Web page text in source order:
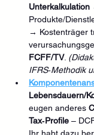
Unterkalkulation
Produkte/
→ Kostenträger
FCFF/TV.
IFRS‑Methodik
Lebensdauern/
eugen anderes
Tax‑Profile –